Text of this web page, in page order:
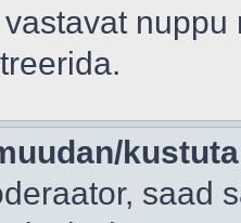
saad